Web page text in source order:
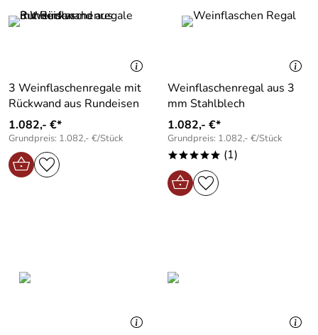
3 Weinflaschenregale mit
Rückwand aus Rundeisen
1.082,- €*
Grundpreis: 1.082,- €/Stück
Weinflaschenregal aus 3
mm Stahlblech
1.082,- €*
Grundpreis: 1.082,- €/Stück
***** (1)